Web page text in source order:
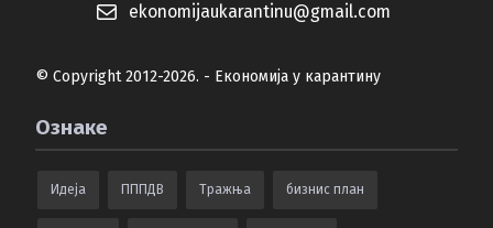
ekonomijaukarantinu@gmail.com
© Copyright 2012-2026. - Економија у карантину
Ознаке
Идеја ПППДВ Тражња бизнис план